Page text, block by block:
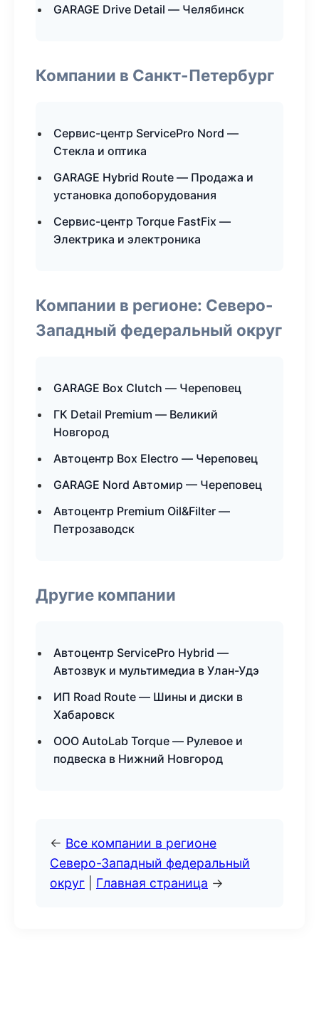
GARAGE Drive Detail — Челябинск
Компании в Санкт-Петербург
Сервис-центр ServicePro Nord —
Стекла и оптика
GARAGE Hybrid Route — Продажа и
установка допоборудования
Сервис-центр Torque FastFix —
Электрика и электроника
Компании в регионе: Северо-
Западный федеральный округ
GARAGE Box Clutch — Череповец
ГК Detail Premium — Великий
Новгород
Автоцентр Box Electro — Череповец
GARAGE Nord Автомир — Череповец
Автоцентр Premium Oil&Filter —
Петрозаводск
Другие компании
Автоцентр ServicePro Hybrid —
Автозвук и мультимедиа в Улан-Удэ
ИП Road Route — Шины и диски в
Хабаровск
ООО AutoLab Torque — Рулевое и
подвеска в Нижний Новгород
← Все компании в регионе
Северо-Западный федеральный
округ
Главная страница →